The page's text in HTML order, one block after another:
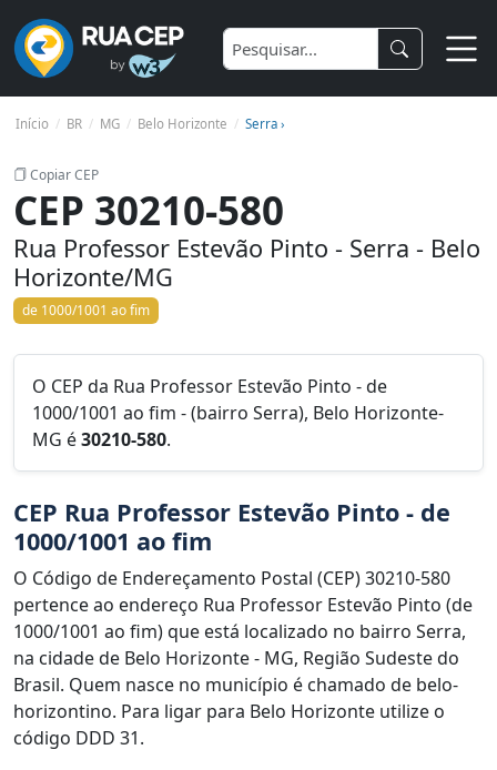
Início BR MG Belo Horizonte Serra ›
Copiar CEP
CEP 30210-580
Rua Professor Estevão Pinto - Serra - Belo
Horizonte/MG
de 1000/1001 ao fim
O CEP da Rua Professor Estevão Pinto - de
1000/1001 ao fim - (bairro Serra), Belo Horizonte-
MG é30210-580.
CEP Rua Professor Estevão Pinto - de
1000/1001 ao fim
O Código de Endereçamento Postal (CEP) 30210-580
pertence ao endereço Rua Professor Estevão Pinto (de
1000/1001 ao fim) que está localizado no bairro Serra,
na cidade de Belo Horizonte - MG, Região Sudeste do
Brasil. Quem nasce no município é chamado de belo-
horizontino. Para ligar para Belo Horizonte utilize o
código DDD 31.